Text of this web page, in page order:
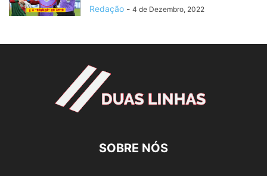
Redação - 4 de Dezembro, 2022
SOBRE NÓS